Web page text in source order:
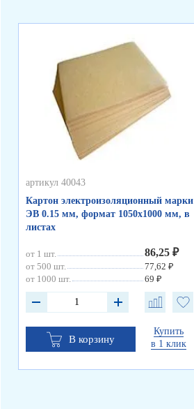
артикул 40043
Картон электроизоляционный марки
ЭВ 0.15 мм, формат 1050х1000 мм, в
листах
от 1 шт. 86,25 ₽
от 500 шт.
77,62 ₽
от 1000 шт.
69 ₽
В корзину
Купить
в 1 клик